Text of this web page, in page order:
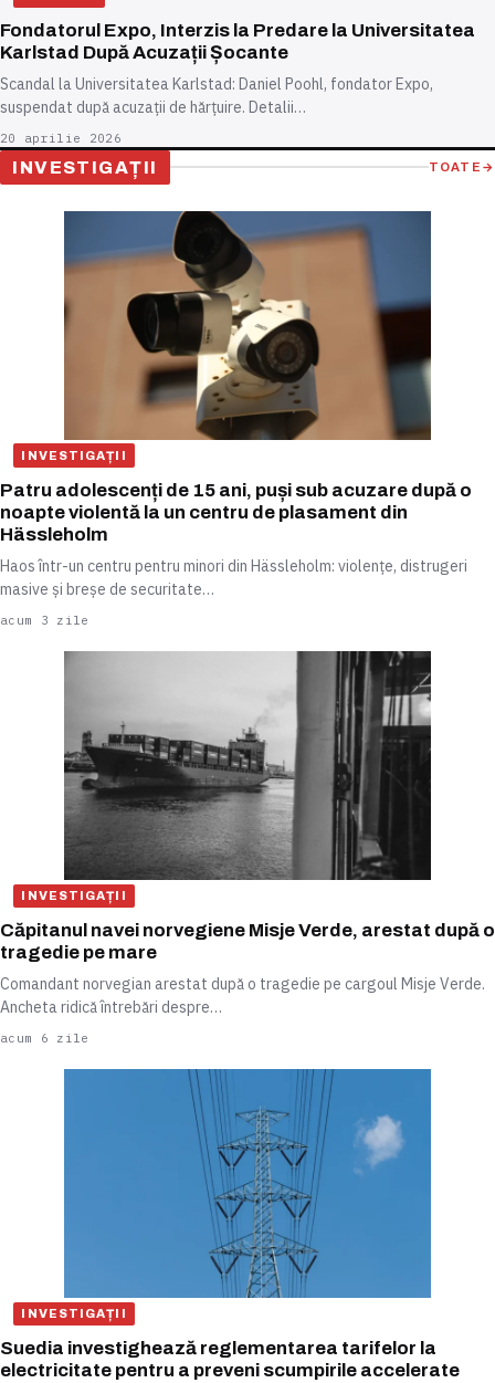
Fondatorul Expo, Interzis la Predare la Universitatea
Karlstad După Acuzații Șocante
Scandal la Universitatea Karlstad: Daniel Poohl, fondator Expo,
suspendat după acuzații de hărțuire. Detalii…
20 aprilie 2026
INVESTIGAȚII TOATE →
INVESTIGAȚII
Patru adolescenți de 15 ani, puși sub acuzare după o
noapte violentă la un centru de plasament din
Hässleholm
Haos într-un centru pentru minori din Hässleholm: violențe, distrugeri
masive și breșe de securitate…
acum 3 zile
INVESTIGAȚII
Căpitanul navei norvegiene Misje Verde, arestat după o
tragedie pe mare
Comandant norvegian arestat după o tragedie pe cargoul Misje Verde.
Ancheta ridică întrebări despre…
acum 6 zile
INVESTIGAȚII
Suedia investighează reglementarea tarifelor la
electricitate pentru a preveni scumpirile accelerate